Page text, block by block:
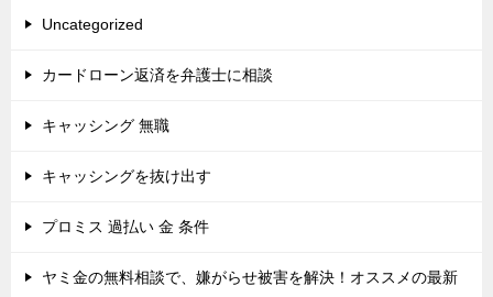
Uncategorized
カードローン返済を弁護士に相談
キャッシング 無職
キャッシングを抜け出す
プロミス 過払い 金 条件
ヤミ金の無料相談で、嫌がらせ被害を解決！オススメの最新